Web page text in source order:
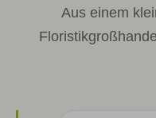
Aus einem